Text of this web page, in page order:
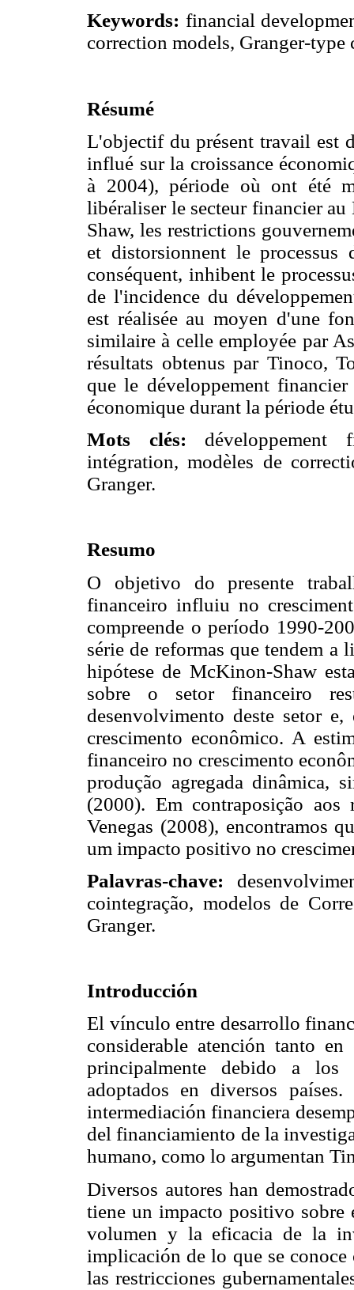
Keywords: financial
correction models, Granger-type
Résumé
L'objectif du présent travail est
influé sur la croissance
à 2004), période où ont été
libéraliser le secteur financier
Shaw, les restrictions
et distorsionnent le processus
conséquent, inhibent le
de l'incidence du
est réalisée au moyen d'une
similaire à celle employée par
résultats obtenus par Tinoco,
que le développement
économique durant la période
Mots clés: développement
intégration, modèles de
Granger.
Resumo
O objetivo do presente
financeiro influiu no
compreende o período 1990-
série de reformas que tendem
hipótese de McKinon-Shaw
sobre o setor financeiro
desenvolvimento deste setor
crescimento econômico. A
financeiro no crescimento
produção agregada dinâmica,
(2000). Em contraposição
Venegas (2008), encontramos
um impacto positivo no
Palavras-chave:
cointegração, modelos de
Granger.
Introducción
El vínculo entre desarrollo
considerable atención tanto
principalmente debido a los
adoptados en diversos
intermediación financiera
del financiamiento de la
humano, como lo argumentan
Diversos autores han
tiene un impacto positivo sobre
volumen y la eficacia de la
implicación de lo que se
las restricciones